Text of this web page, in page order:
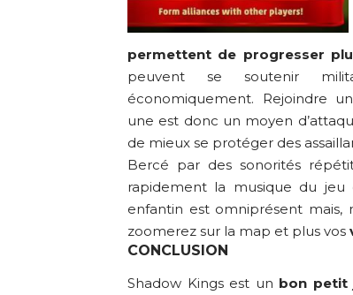
permettent de progresser
peuvent se soutenir
économiquement. Rejoindre
une est donc un moyen
de mieux se protéger des
Bercé par des sonorités
rapidement la musique du jeu
enfantin est omniprésent mais,
zoomerez sur la map et plus vos
CONCLUSION
Shadow Kings est un bon petit